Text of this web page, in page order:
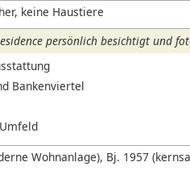
keine Haustiere
persönlich besichtigt und
Bankenviertel
Wohnanlage), Bj. 1957